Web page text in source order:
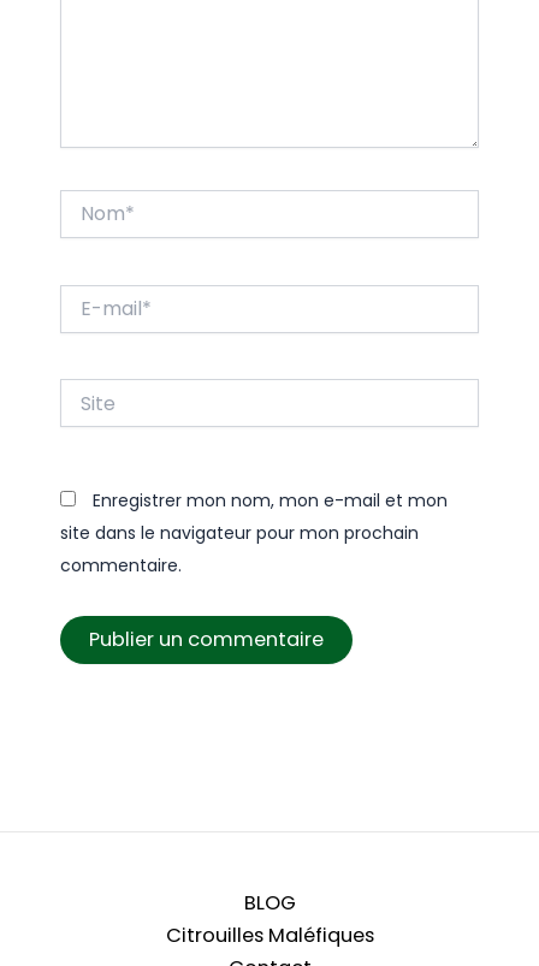
mail*
Enregistrer mon nom, mon e-mail et mon
site dans le navigateur pour mon prochain
commentaire.
BLOG
Citrouilles Maléfiques